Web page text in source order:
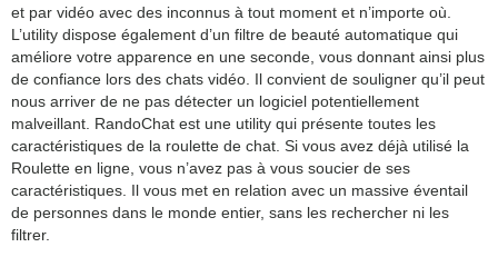
et par vidéo avec des inconnus à tout moment et n’importe où.
L’utility dispose également d’un filtre de beauté automatique qui
améliore votre apparence en une seconde, vous donnant ainsi plus
de confiance lors des chats vidéo. Il convient de souligner qu’il peut
nous arriver de ne pas détecter un logiciel potentiellement
malveillant. RandoChat est une utility qui présente toutes les
caractéristiques de la roulette de chat. Si vous avez déjà utilisé la
Roulette en ligne, vous n’avez pas à vous soucier de ses
caractéristiques. Il vous met en relation avec un massive éventail
de personnes dans le monde entier, sans les rechercher ni les
filtrer.